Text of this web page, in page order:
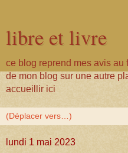
libre et livre
ce blog reprend mes avis au
de mon blog sur une autre
accueillir ici
lundi 1 mai 2023